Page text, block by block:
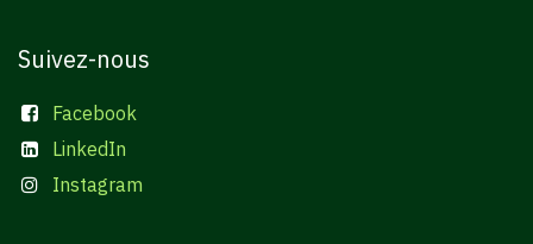
Suivez-nous
Facebook
LinkedIn
Instagram